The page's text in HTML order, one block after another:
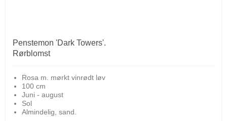
Penstemon 'Dark Towers'.
Rørblomst
Rosa m. mørkt vinrødt løv
100 cm
Juni - august
Sol
Almindelig, sand.